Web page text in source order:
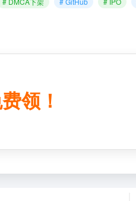
领！